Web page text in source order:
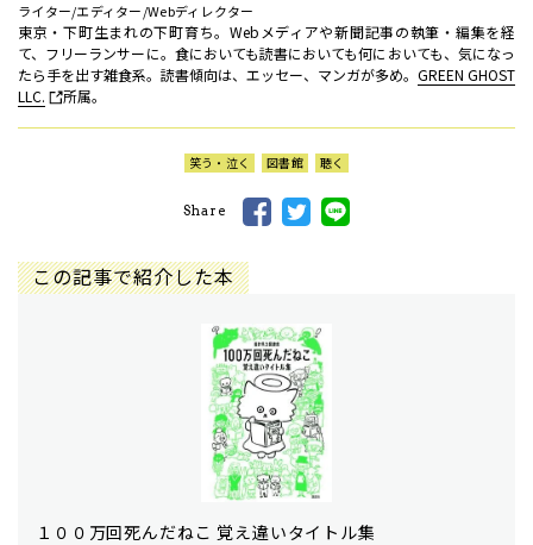
ライター/エディター/Webディレクター
東京・下町生まれの下町育ち。Webメディアや新聞記事の執筆・編集を経
て、フリーランサーに。食においても読書においても何においても、気になっ
たら手を出す雑食系。読書傾向は、エッセー、マンガが多め。 GREEN GHOST
LLC.
所属。
笑う・泣く 図書館 聴く
Share
この記事で紹介した本
１００万回死んだねこ 覚え違いタイトル集